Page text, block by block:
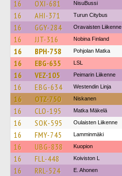
16 OXI-681 NisuBussi
16 AHI-371 Turun Citybus
16 GGY-284 Oravaisten Liikenne
16 JJT-316 Nobina Finland
16 BPH-758 Pohjolan Matka
16 EBG-635 LSL
16 VEZ-105 Peimarin Liikenne
16 EBG-634 Westendin Linja
16 OTZ-750 Niskanen
16 CLO-195 Matka Mäkelä
16 SOK-595 Oulaisten Liikenne
16 FMY-745 Lamminmäki
16 UBG-838 Kuopion
16 FLL-448 Koiviston L
16 RRL-524 E. Ahonen